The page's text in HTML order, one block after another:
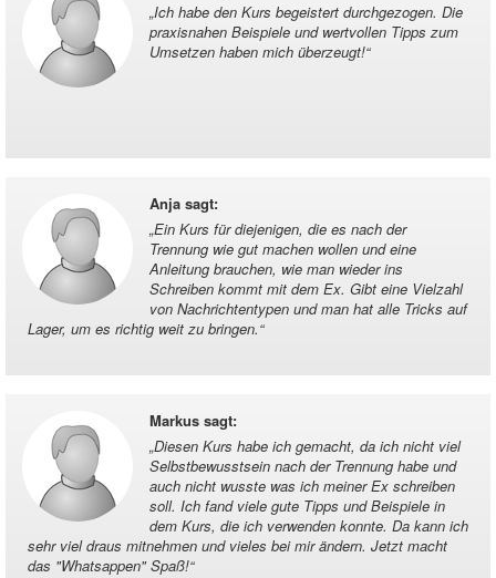
„Ich habe den Kurs begeistert durchgezogen. Die
praxisnahen Beispiele und wertvollen Tipps zum
Umsetzen haben mich überzeugt!“
Anja sagt:
„Ein Kurs für diejenigen, die es nach der
Trennung wie gut machen wollen und eine
Anleitung brauchen, wie man wieder ins
Schreiben kommt mit dem Ex. Gibt eine Vielzahl
von Nachrichtentypen und man hat alle Tricks auf
Lager, um es richtig weit zu bringen.“
Markus sagt:
„Diesen Kurs habe ich gemacht, da ich nicht viel
Selbstbewusstsein nach der Trennung habe und
auch nicht wusste was ich meiner Ex schreiben
soll. Ich fand viele gute Tipps und Beispiele in
dem Kurs, die ich verwenden konnte. Da kann ich
sehr viel draus mitnehmen und vieles bei mir ändern. Jetzt macht
das "Whatsappen" Spaß!“